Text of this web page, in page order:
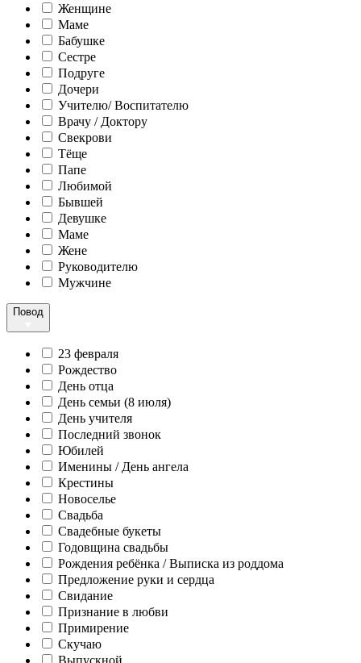
Женщине
Маме
Бабушке
Сестре
Подруге
Дочери
Учителю/ Воспитателю
Врачу / Доктору
Свекрови
Тёще
Папе
Любимой
Бывшей
Девушке
Маме
Жене
Руководителю
Мужчине
Повод
23 февраля
Рождество
День отца
День семьи (8 июля)
День учителя
Последний звонок
Юбилей
Именины / День ангела
Крестины
Новоселье
Свадьба
Свадебные букеты
Годовщина свадьбы
Рождения ребёнка / Выписка из роддома
Предложение руки и сердца
Свидание
Признание в любви
Примирение
Скучаю
Выпускной